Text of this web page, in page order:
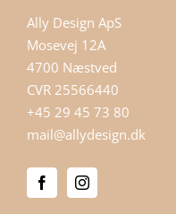
Ally Design ApS
Mosevej 12A
4700 Næstved
CVR 25566440
+45 29 45 73 80
mail@allydesign.dk